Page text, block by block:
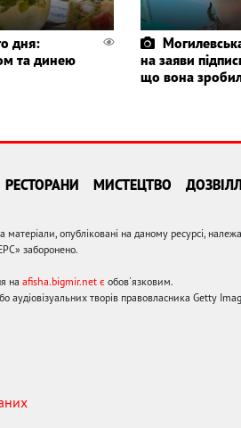
дня:
та динею
на заяви
що вона
РЕСТОРАНИ МИСТЕЦТВО
опубліковані на даному ресурсі,
заборонено.
на afisha.bigmir.net є обов'язковим.
аудіовізуальних творів правовласника Getty